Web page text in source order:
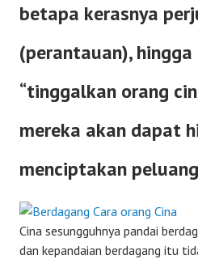
betapa kerasnya
(perantauan),
“tinggalkan orang
mereka akan dapat
menciptakan
Cina sesungguhnya pandai
dan kepandaian berdagang itu